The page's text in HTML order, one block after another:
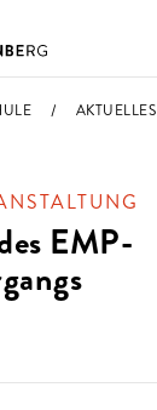
AKTUELLES
EMP-